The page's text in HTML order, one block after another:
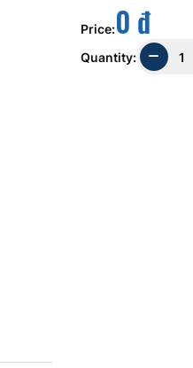
Price:0 đ
Quantity: